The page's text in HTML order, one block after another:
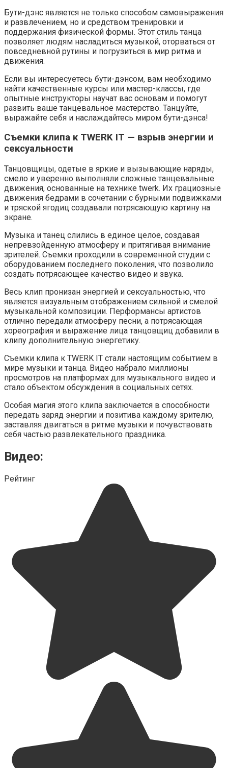
Бути-дэнс является не только способом самовыражения
и развлечением, но и средством тренировки и
поддержания физической формы. Этот стиль танца
позволяет людям насладиться музыкой, оторваться от
повседневной рутины и погрузиться в мир ритма и
движения.
Если вы интересуетесь бути-дэнсом, вам необходимо
найти качественные курсы или мастер-классы, где
опытные инструкторы научат вас основам и помогут
развить ваше танцевальное мастерство. Танцуйте,
выражайте себя и наслаждайтесь миром бути-дэнса!
Съемки клипа к TWERK IT — взрыв энергии и
сексуальности
Танцовщицы, одетые в яркие и вызывающие наряды,
смело и уверенно выполняли сложные танцевальные
движения, основанные на технике twerk. Их грациозные
движения бедрами в сочетании с бурными подвижками
и тряской ягодиц создавали потрясающую картину на
экране.
Музыка и танец слились в единое целое, создавая
непревзойденную атмосферу и притягивая внимание
зрителей. Съемки проходили в современной студии с
оборудованием последнего поколения, что позволило
создать потрясающее качество видео и звука.
Весь клип пронизан энергией и сексуальностью, что
является визуальным отображением сильной и смелой
музыкальной композиции. Перформансы артистов
отлично передали атмосферу песни, а потрясающая
хореография и выражение лица танцовщиц добавили в
клипу дополнительную энергетику.
Съемки клипа к TWERK IT стали настоящим событием в
мире музыки и танца. Видео набрало миллионы
просмотров на платформах для музыкального видео и
стало объектом обсуждения в социальных сетях.
Особая магия этого клипа заключается в способности
передать заряд энергии и позитива каждому зрителю,
заставляя двигаться в ритме музыки и почувствовать
себя частью развлекательного праздника.
Видео:
Рейтинг